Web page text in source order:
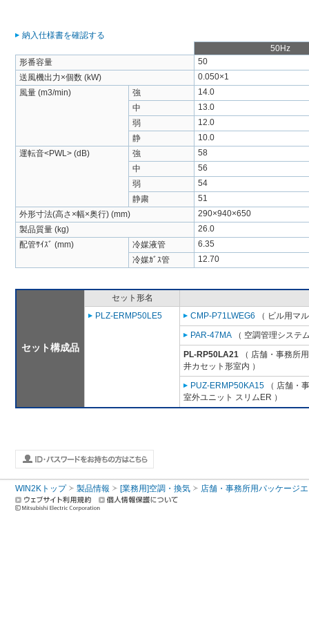
納入仕様書を確認する
50Hz
形番容量
50
送風機出力×個数 (kW)
0.050×1
風量 (m3/min)
強
14.0
中
13.0
弱
12.0
静
10.0
運転音<PWL> (dB)
強
58
中
56
弱
54
静粛
51
外形寸法(高さ×幅×奥行) (mm)
290×940×650
製品質量 (kg)
26.0
配管ｻｲｽﾞ (mm)
冷媒液管
6.35
冷媒ｶﾞｽ管
12.70
セット構成品
セット形名
PLZ-ERMP50LE5
CMP-P71LWEG6 （ ビル用マ
PAR-47MA （ 空調管理システ
PL-RP50LA21 （ 店舗・事務所
井カセット形室内 ）
PUZ-ERMP50KA15 （ 店舗・
室外ユニット スリムER ）
WIN2Kトップ 製品情報 [業務用]空調・換気 店舗・事務所用パッケージ